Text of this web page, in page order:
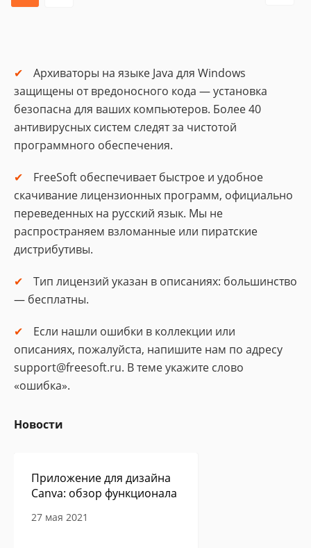
Архиваторы на языке Java для Windows
защищены от вредоносного кода — установка
безопасна для ваших компьютеров. Более 40
антивирусных систем следят за чистотой
программного обеспечения.
FreeSoft обеспечивает быстрое и удобное
скачивание лицензионных программ, официально
переведенных на русский язык. Мы не
распространяем взломанные или пиратские
дистрибутивы.
Тип лицензий указан в описаниях: большинство
— бесплатны.
Если нашли ошибки в коллекции или
описаниях, пожалуйста, напишите нам по адресу
support@freesoft.ru. В теме укажите слово
«ошибка».
Новости
Приложение для дизайна
Canva: обзор функционала
27 мая 2021